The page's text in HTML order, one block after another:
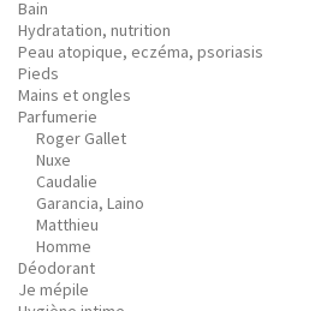
Bain
Hydratation, nutrition
Peau atopique, eczéma, psoriasis
Pieds
Mains et ongles
Parfumerie
Roger Gallet
Nuxe
Caudalie
Garancia, Laino
Matthieu
Homme
Déodorant
Je mépile